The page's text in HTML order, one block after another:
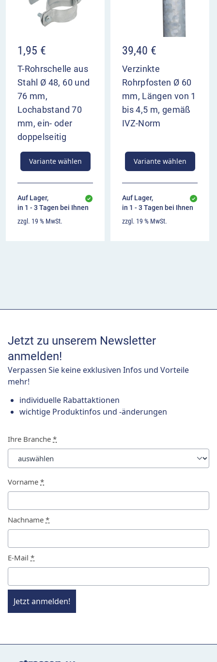
1,95 €
T-Rohrschelle aus
Stahl Ø 48, 60 und
76 mm,
Lochabstand 70
mm, ein- oder
doppelseitig
Variante wählen
Auf Lager,
in 1 - 3 Tagen bei Ihnen
zzgl. 19 % MwSt.
39,40 €
Verzinkte
Rohrpfosten Ø 60
mm, Längen von 1
bis 4,5 m, gemäß
IVZ-Norm
Variante wählen
Auf Lager,
in 1 - 3 Tagen bei Ihnen
zzgl. 19 % MwSt.
Jetzt zu unserem Newsletter
anmelden!
Verpassen Sie keine exklusiven Infos und Vorteile
mehr!
individuelle Rabattaktionen
wichtige Produktinfos und -änderungen
Ihre Branche *
Vorname *
Nachname *
E-Mail *
Jetzt anmelden!